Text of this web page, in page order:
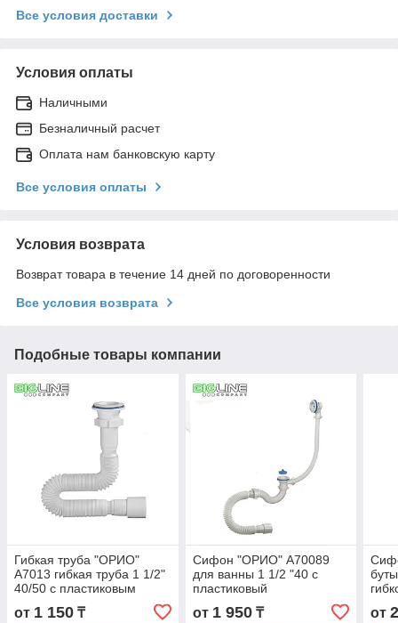
Все условия доставки
Условия оплаты
Наличными
Безналичный расчет
Оплата нам банковскую карту
Все условия оплаты
Условия возврата
Возврат товара в течение 14 дней по договоренности
Все условия возврата
Подобные товары компании
Гибкая труба "ОРИО"
А7013 гибкая труба 1 1/2"
40/50 с пластиковым
от 1 150 ₸
Сифон "ОРИО" А70089
для ванны 1 1/2 "40 с
пластиковый
выпуском,переливом
от 1 950₸ от